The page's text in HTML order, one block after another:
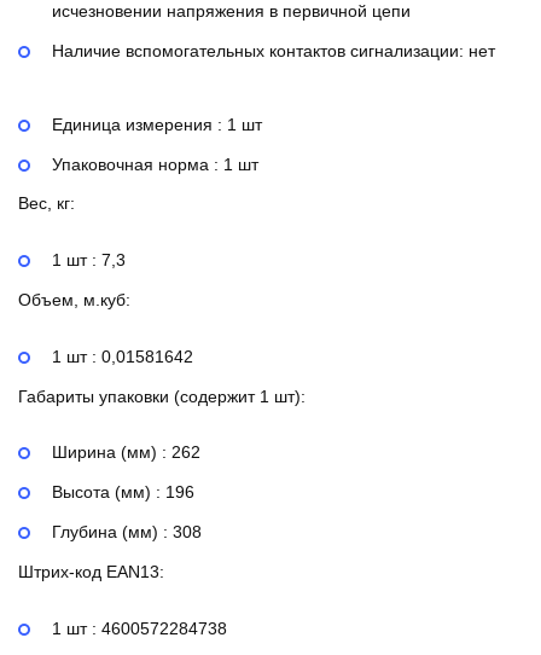
исчезновении напряжения в первичной цепи
Наличие вспомогательных контактов сигнализации: нет
Единица измерения : 1 шт
Упаковочная норма : 1 шт
Вес, кг:
1 шт : 7,3
Объем, м.куб:
1 шт : 0,01581642
Габариты упаковки (содержит 1 шт):
Ширина (мм) : 262
Высота (мм) : 196
Глубина (мм) : 308
Штрих-код EAN13:
1 шт : 4600572284738